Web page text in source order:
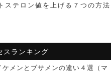
ステロン値を上げる７つの方法
スランキング
ケメンとブサメンの違い４選（マ